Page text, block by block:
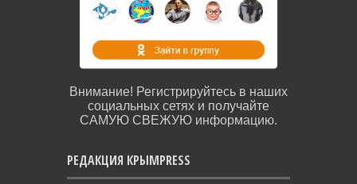
Внимание! Регистрируйтесь в наших
социальных сетях и получайте
САМУЮ СВЕЖУЮ информацию.
РЕДАКЦИЯ КРЫМPRESS